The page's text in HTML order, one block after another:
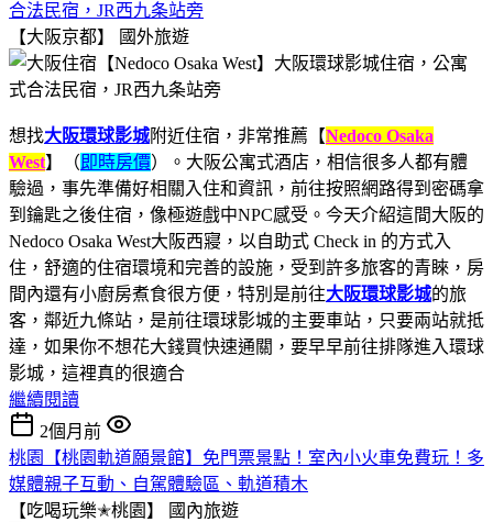
合法民宿，JR西九条站旁
【大阪京都】
國外旅遊
想找大阪環球影城附近住宿，非常推薦【Nedoco Osaka
West】（ 即時房價）。大阪公寓式酒店，相信很多人都有體
驗過，事先準備好相關入住和資訊，前往按照網路得到密碼拿
到鑰匙之後住宿，像極遊戲中NPC感受。今天介紹這間大阪的
Nedoco Osaka West大阪西寢，以自助式 Check in 的方式入
住，舒適的住宿環境和完善的設施，受到許多旅客的青睞，房
間內還有小廚房煮食很方便，特別是前往大阪環球影城的旅
客，鄰近九條站，是前往環球影城的主要車站，只要兩站就抵
達，如果你不想花大錢買快速通關，要早早前往排隊進入環球
影城，這裡真的很適合
繼續閱讀
2個月前
桃園【桃園軌道願景館】免門票景點！室內小火車免費玩！多
媒體親子互動、自駕體驗區、軌道積木
【吃喝玩樂✭桃園】
國內旅遊